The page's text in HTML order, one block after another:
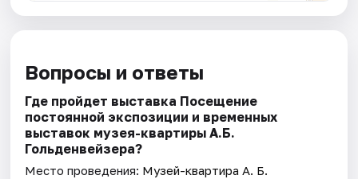
Вопросы и ответы
Где пройдет выставка Посещение
постоянной экспозиции и временных
выставок музея-квартиры А.Б.
Гольденвейзера?
Место проведения: Музей-квартира А. Б.